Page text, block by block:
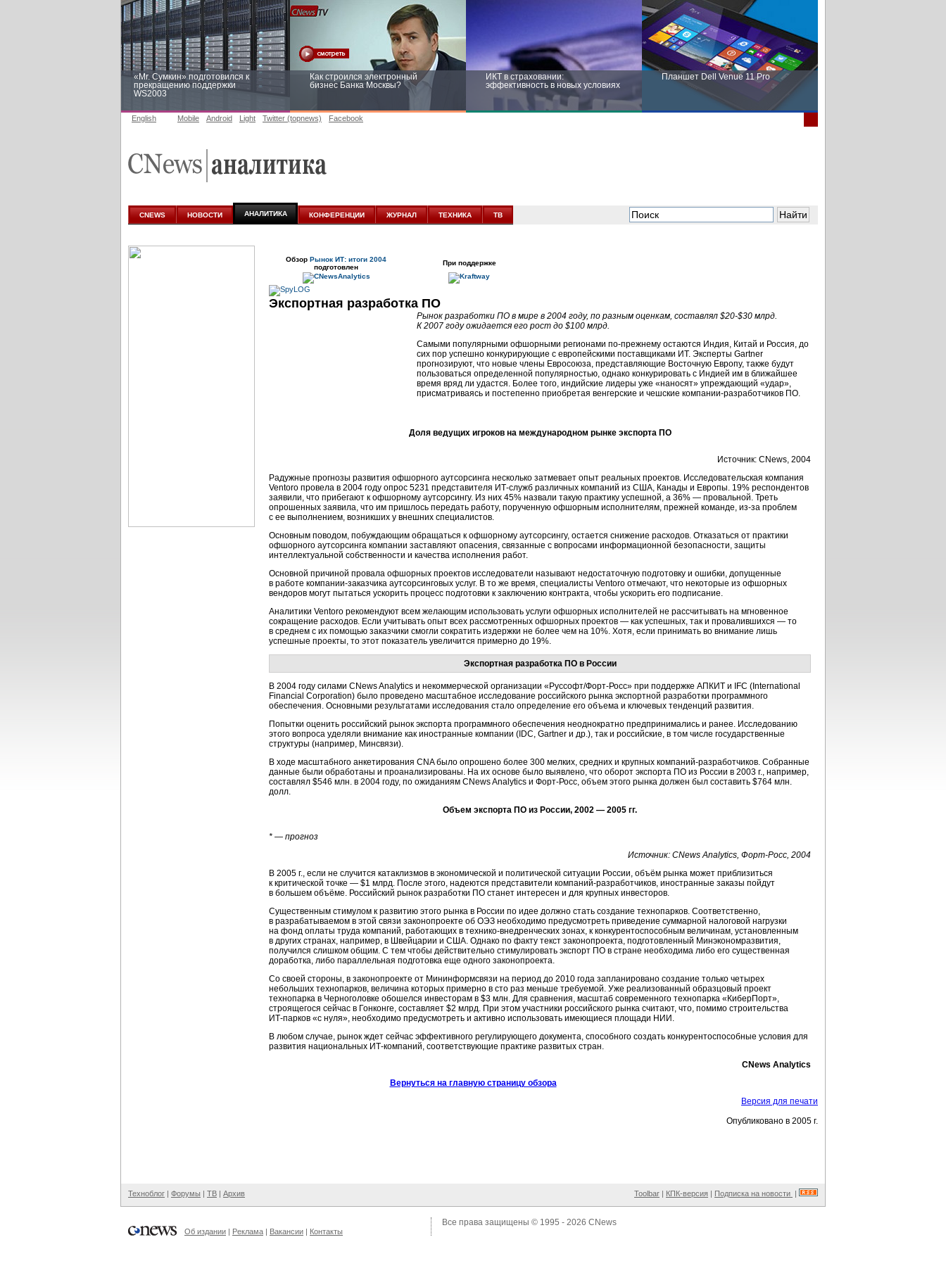
«Mr. Сумкин» подготовился к
прекращению поддержки
WS2003
Как строился электронный
бизнес Банка Москвы?
ИКТ в страховании:
эффективность в новых условиях
Планшет Dell Venue 11 Pro
аналитике
новых условиях
English Mobile Android Light Twitter (topnews) Facebook
CNEWS НОВОСТИ АНАЛИТИКА КОНФЕРЕНЦИИ ЖУРНАЛ ТЕХНИКА ТВ
Обзор Рынок ИТ: итоги 2004
подготовлен
При поддержке
Экспортная разработка ПО
Рынок разработки ПО в мире в 2004 году, по разным оценкам, составлял $20-$30 млрд.
К 2007 году ожидается его рост до $100 млрд.
Самыми популярными офшорными регионами по-прежнему остаются Индия, Китай и Россия, до
сих пор успешно конкурирующие с европейскими поставщиками ИТ. Эксперты Gartner
прогнозируют, что новые члены Евросоюза, представляющие Восточную Европу, также будут
пользоваться определенной популярностью, однако конкурировать с Индией им в ближайшее
время вряд ли удастся. Более того, индийские лидеры уже «наносят» упреждающий «удар»,
присматриваясь и постепенно приобретая венгерские и чешские компании-разработчиков ПО.
Доля ведущих игроков на международном рынке экспорта ПО
Источник: CNews, 2004
Радужные прогнозы развития офшорного аутсорсинга несколько затмевает опыт реальных проектов. Исследовательская компания
Ventoro провела в 2004 году опрос 5231 представителя ИТ-служб различных компаний из США, Канады и Европы. 19% респондентов
заявили, что прибегают к офшорному аутсорсингу. Из них 45% назвали такую практику успешной, а 36% — провальной. Треть
опрошенных заявила, что им пришлось передать работу, порученную офшорным исполнителям, прежней команде, из-за проблем
с ее выполнением, возникших у внешних специалистов.
Основным поводом, побуждающим обращаться к офшорному аутсорсингу, остается снижение расходов. Отказаться от практики
офшорного аутсорсинга компании заставляют опасения, связанные с вопросами информационной безопасности, защиты
интеллектуальной собственности и качества исполнения работ.
Основной причиной провала офшорных проектов исследователи называют недостаточную подготовку и ошибки, допущенные
в работе компании-заказчика аутсорсинговых услуг. В то же время, специалисты Ventoro отмечают, что некоторые из офшорных
вендоров могут пытаться ускорить процесс подготовки к заключению контракта, чтобы ускорить его подписание.
Аналитики Ventoro рекомендуют всем желающим использовать услуги офшорных исполнителей не рассчитывать на мгновенное
сокращение расходов. Если учитывать опыт всех рассмотренных офшорных проектов — как успешных, так и провалившихся — то
в среднем с их помощью заказчики смогли сократить издержки не более чем на 10%. Хотя, если принимать во внимание лишь
успешные проекты, то этот показатель увеличится примерно до 19%.
Экспортная разработка ПО в России
В 2004 году силами CNews Analytics и некоммерческой организации «Руссофт/Форт-Росс» при поддержке АПКИТ и IFC (International
Financial Corporation) было проведено масштабное исследование российского рынка экспортной разработки программного
обеспечения. Основными результатами исследования стало определение его объема и ключевых тенденций развития.
Попытки оценить российский рынок экспорта программного обеспечения неоднократно предпринимались и ранее. Исследованию
этого вопроса уделяли внимание как иностранные компании (IDC, Gartner и др.), так и российские, в том числе государственные
структуры (например, Минсвязи).
В ходе масштабного анкетирования CNA было опрошено более 300 мелких, средних и крупных компаний-разработчиков. Собранные
данные были обработаны и проанализированы. На их основе было выявлено, что оборот экспорта ПО из России в 2003 г., например,
составлял $546 млн. в 2004 году, по ожиданиям CNews Analytics и Форт-Росс, объем этого рынка должен был составить $764 млн.
долл.
Объем экспорта ПО из России, 2002 — 2005 гг.
* — прогноз
Источник: CNews Analytics, Форт-Росс, 2004
В 2005 г., если не случится катаклизмов в экономической и политической ситуации России, объём рынка может приблизиться
к критической точке — $1 млрд. После этого, надеются представители компаний-разработчиков, иностранные заказы пойдут
в большем объёме. Российский рынок разработки ПО станет интересен и для крупных инвесторов.
Существенным стимулом к развитию этого рынка в России по идее должно стать создание технопарков. Соответственно,
в разрабатываемом в этой связи законопроекте об ОЭЗ необходимо предусмотреть приведение суммарной налоговой нагрузки
на фонд оплаты труда компаний, работающих в технико-внедренческих зонах, к конкурентоспособным величинам, установленным
в других странах, например, в Швейцарии и США. Однако по факту текст законопроекта, подготовленный Минэкономразвития,
получился слишком общим. С тем чтобы действительно стимулировать экспорт ПО в стране необходима либо его существенная
доработка, либо параллельная подготовка еще одного законопроекта.
Со своей стороны, в законопроекте от Мининформсвязи на период до 2010 года запланировано создание только четырех
небольших технопарков, величина которых примерно в сто раз меньше требуемой. Уже реализованный образцовый проект
технопарка в Черноголовке обошелся инвесторам в $3 млн. Для сравнения, масштаб современного технопарка «КиберПорт»,
строящегося сейчас в Гонконге, составляет $2 млрд. При этом участники российского рынка считают, что, помимо строительства
ИТ-парков «с нуля», необходимо предусмотреть и активно использовать имеющиеся площади НИИ.
В любом случае, рынок ждет сейчас эффективного регулирующего документа, способного создать конкурентоспособные условия для
развития национальных ИТ-компаний, соответствующие практике развитых стран.
CNews Analytics
Вернуться на главную страницу обзора
Версия для печати
Опубликовано в 2005 г.
Техноблог | Форумы | ТВ | Архив Toolbar | КПК-версия | Подписка на новости |
Об издании | Реклама | Вакансии | Контакты
Все права защищены © 1995 - 2026 CNews